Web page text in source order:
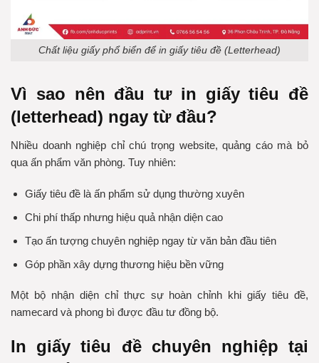
Chất liệu giấy phổ biển để in giấy tiêu đề (Letterhead)
Vì sao nên đầu tư in giấy tiêu đề
(letterhead) ngay từ đầu?
Nhiều doanh nghiệp chỉ chú trọng website, quảng cáo mà bỏ
qua ấn phẩm văn phòng. Tuy nhiên:
Giấy tiêu đề là ấn phẩm sử dụng thường xuyên
Chi phí thấp nhưng hiệu quả nhận diện cao
Tạo ấn tượng chuyên nghiệp ngay từ văn bản đầu tiên
Góp phần xây dựng thương hiệu bền vững
Một bộ nhận diện chỉ thực sự hoàn chỉnh khi giấy tiêu đề,
namecard và phong bì được đầu tư đồng bộ.
In giấy tiêu đề chuyên nghiệp tại